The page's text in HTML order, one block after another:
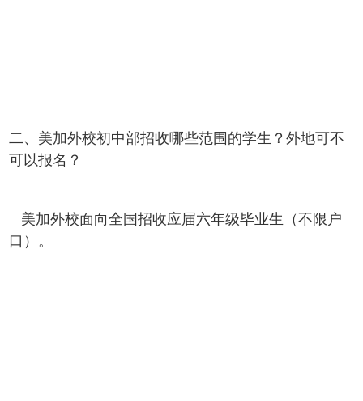
二、美加外校初中部招收哪些范围的学生？外地可不
可以报名？
美加外校面向全国招收应届六年级毕业生（不限户
口）。